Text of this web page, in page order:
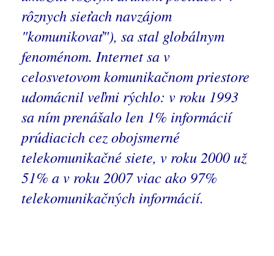
rôznych sieťach navzájom
"komunikovať"), sa stal globálnym
fenoménom. Internet sa v
celosvetovom komunikačnom priestore
udomácnil veľmi rýchlo: v roku 1993
sa ním prenášalo len 1% informácií
prúdiacich cez obojsmerné
telekomunikačné siete, v roku 2000 už
51% a v roku 2007 viac ako 97%
telekomunikačných informácií.